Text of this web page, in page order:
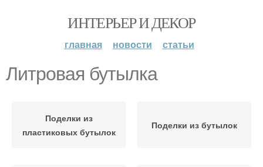
ИНТЕРЬЕР И ДЕКОР
главная новости статьи
Литровая бутылка
Поделки из
пластиковых бутылок
Поделки из бутылок